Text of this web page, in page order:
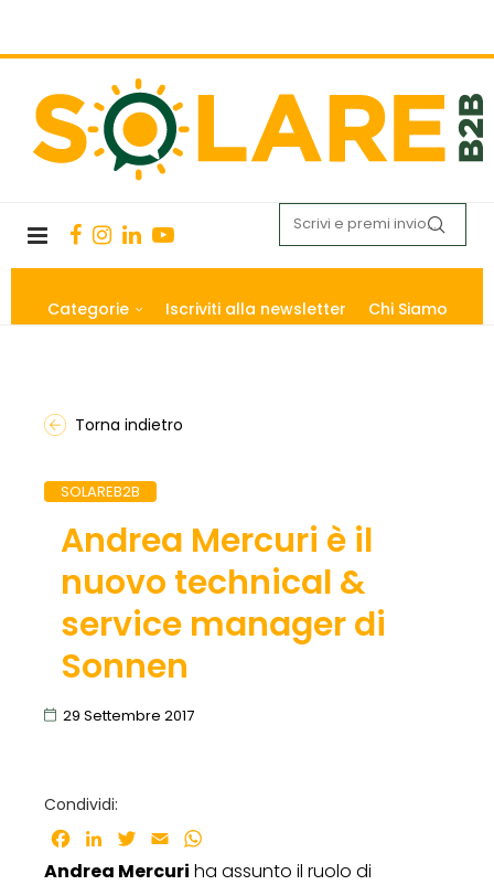
Categorie Iscriviti alla newsletter Chi Siamo
Torna indietro
SOLAREB2B
Andrea Mercuri è il
nuovo technical &
service manager di
Sonnen
29 Settembre 2017
Condividi:
Facebook
LinkedInTwitter
Email
Andrea Mercuri ha assunto il ruolo di